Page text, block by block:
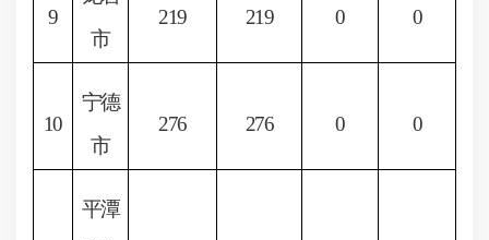
9
市
219 219 0 0
10
宁德
市
276 276 0 0
平潭